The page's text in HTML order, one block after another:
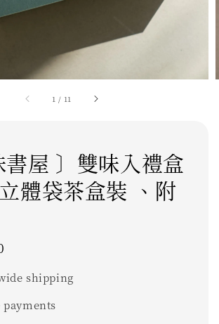
1 / 11
書屋 〕雙味入禮盒
體袋茶盒裝 、附
shipping
payments